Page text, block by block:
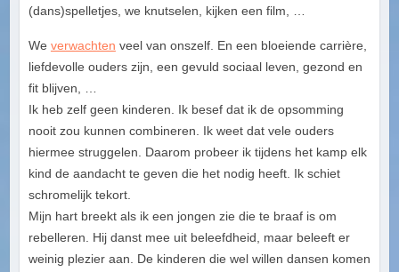
(dans)spelletjes, we knutselen, kijken een film, …
We verwachten veel van onszelf. En een bloeiende carrière,
liefdevolle ouders zijn, een gevuld sociaal leven, gezond en
fit blijven, …
Ik heb zelf geen kinderen. Ik besef dat ik de opsomming
nooit zou kunnen combineren. Ik weet dat vele ouders
hiermee struggelen. Daarom probeer ik tijdens het kamp elk
kind de aandacht te geven die het nodig heeft. Ik schiet
schromelijk tekort.
Mijn hart breekt als ik een jongen zie die te braaf is om
rebelleren. Hij danst mee uit beleefdheid, maar beleeft er
weinig plezier aan. De kinderen die wel willen dansen komen